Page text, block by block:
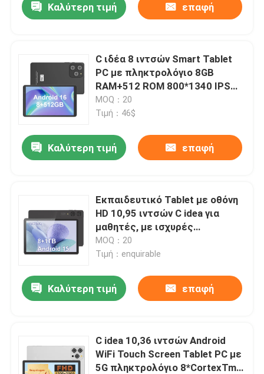
Καλύτερη τιμή επαφή
C ιδέα 8 ιντσών Smart Tablet
PC με πληκτρολόγιο 8GB
RAM+512 ROM 800*1340 IPS
incell Εικονική οθόνη Εμφάνιση
γκρι CM866
MOQ：20
Τιμή：46$
Καλύτερη τιμή επαφή
Εκπαιδευτικό Tablet με οθόνη
HD 10,95 ιντσών C idea για
μαθητές, με ισχυρές
επιδόσεις και μεγάλη διάρκεια
μπαταρίας
MOQ：20
Τιμή：enquirable
Καλύτερη τιμή επαφή
C idea 10,36 ιντσών Android
WiFi Touch Screen Tablet PC με
5G πληκτρολόγιο 8*CortexTm-